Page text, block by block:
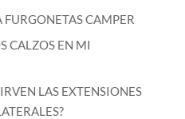
FURGONETAS CAMPER
CALZOS EN MI
LAS EXTENSIONES